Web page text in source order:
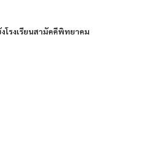
โรงเรียนสามัคคีพิทยาคม